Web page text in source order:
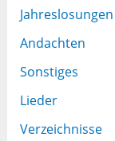
Jahreslosungen
Andachten
Sonstiges
Lieder
Verzeichnisse